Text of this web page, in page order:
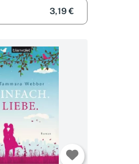
3,19 €